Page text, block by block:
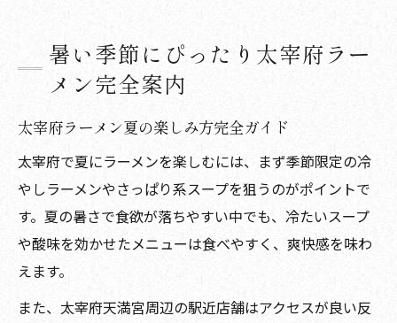
暑い季節にぴったり太宰府ラー
メン完全案内
太宰府ラーメン夏の楽しみ方完全ガイド
太宰府で夏にラーメンを楽しむには、まず季節限定の冷
やしラーメンやさっぱり系スープを狙うのがポイントで
す。夏の暑さで食欲が落ちやすい中でも、冷たいスープ
や酸味を効かせたメニューは食べやすく、爽快感を味わ
えます。
また、太宰府天満宮周辺の駅近店舗はアクセスが良い反